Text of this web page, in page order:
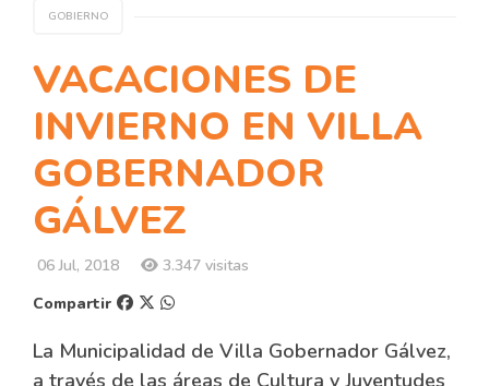
GOBIERNO
VACACIONES DE
INVIERNO EN VILLA
GOBERNADOR
GÁLVEZ
06 Jul, 2018
3.347 visitas
Compartir
La Municipalidad de Villa Gobernador Gálvez,
a través de las áreas de Cultura y Juventudes